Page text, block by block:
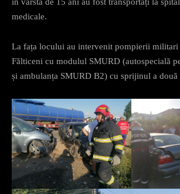
medicale.
La fața locului au intervenit pompierii militari
Fălticeni cu modulul SMURD (autospecială
și ambulanța SMURD B2) cu sprijinul a două